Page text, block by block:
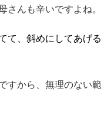
さんも辛いですよね。
て、斜めにしてあげる
すから、無理のない範